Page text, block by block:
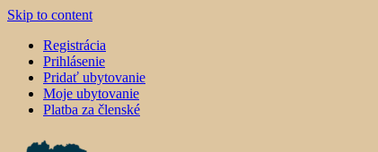
Skip to content
Registrácia
Prihlásenie
Pridať ubytovanie
Moje ubytovanie
Platba za členské